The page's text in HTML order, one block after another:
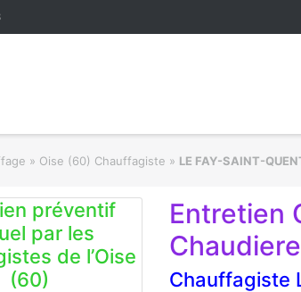
» Oise (60) Chauffagiste » LE FAY-SAINT-
préventif
par les
de l’Oise
(60)
Entretien
Chauffagiste